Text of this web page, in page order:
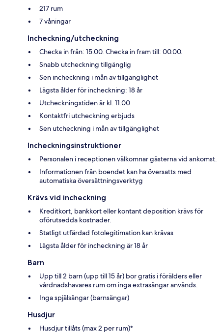
217 rum
7 våningar
Incheckning/utcheckning
Checka in från: 15.00. Checka in fram till: 00.00.
Snabb utcheckning tillgänglig
Sen incheckning i mån av tillgänglighet
Lägsta ålder för incheckning: 18 år
Utcheckningstiden är kl. 11.00
Kontaktfri utcheckning erbjuds
Sen utcheckning i mån av tillgänglighet
Incheckningsinstruktioner
Personalen i receptionen välkomnar gästerna vid ankomst.
Informationen från boendet kan ha översatts med
automatiska översättningsverktyg
Krävs vid incheckning
Kreditkort, bankkort eller kontant deposition krävs för
oförutsedda kostnader.
Statligt utfärdad fotolegitimation kan krävas
Lägsta ålder för incheckning är 18 år
Barn
Upp till 2 barn (upp till 15 år) bor gratis i förälders eller
vårdnadshavares rum om inga extrasängar används.
Inga spjälsängar (barnsängar)
Husdjur
Husdjur tillåts (max 2 per rum)*